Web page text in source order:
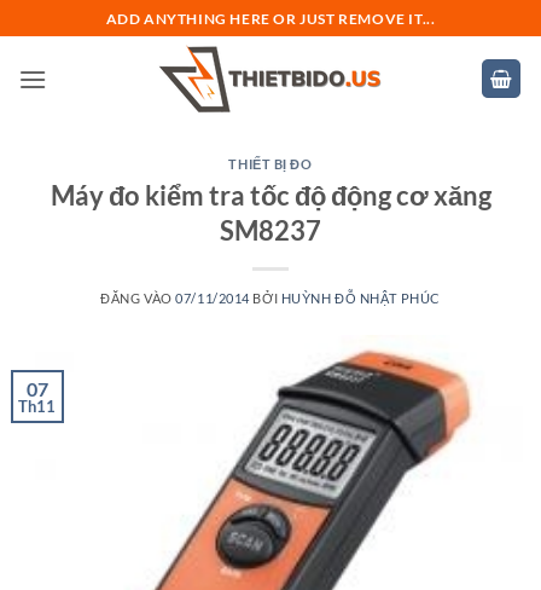
qua
nội
ADD ANYTHING HERE OR JUST REMOVE IT...
THIẾT BỊ ĐO
Máy đo kiểm tra tốc độ động cơ xăng
SM8237
ĐĂNG VÀO07/11/2014 BỞI HUỲNH ĐỖ NHẬT PHÚC
07
Th11